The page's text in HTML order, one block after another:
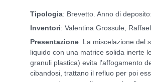
Tipologia: Brevetto. Anno di
Inventori: Valentina Grossule,
Presentazione: La miscelazione del
liquido con una matrice solida inerte
granuli plastica) evita l’affogamento
cibandosi, trattano il refluo per poi